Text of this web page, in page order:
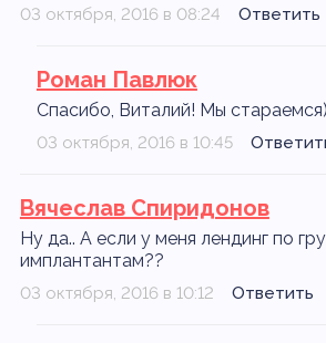
03 октября, 2016 в 08:24 Ответить
Роман Павлюк
Спасибо, Виталий! Мы стараемся)
03 октября, 2016 в 10:45
Вячеслав Спиридонов
Ну да.. А если у меня лендинг по
имплантантам??
03 октября, 2016 в 10:12 Ответить